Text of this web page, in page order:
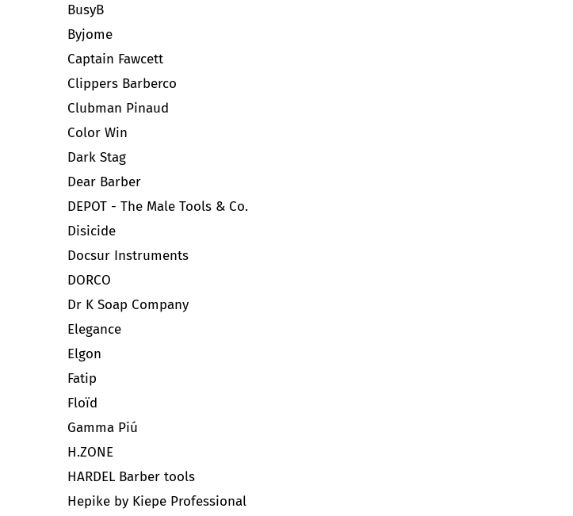
BusyB
Byjome
Captain Fawcett
Clippers Barberco
Clubman Pinaud
Color Win
Dark Stag
Dear Barber
DEPOT - The Male Tools & Co.
Disicide
Docsur Instruments
DORCO
Dr K Soap Company
Elegance
Elgon
Fatip
Floïd
Gamma Piú
H.ZONE
HARDEL Barber tools
Hepike by Kiepe Professional